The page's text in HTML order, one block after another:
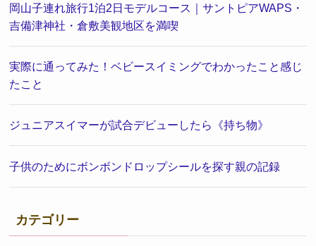
岡山子連れ旅行1泊2日モデルコース｜サントピアWAPS・
吉備津神社・倉敷美観地区を満喫
実際に通ってみた！ベビースイミングでわかったこと感じ
たこと
ジュニアスイマーが試合デビューしたら《持ち物》
子供のためにボンボンドロップシールを探す親の記録
カテゴリー